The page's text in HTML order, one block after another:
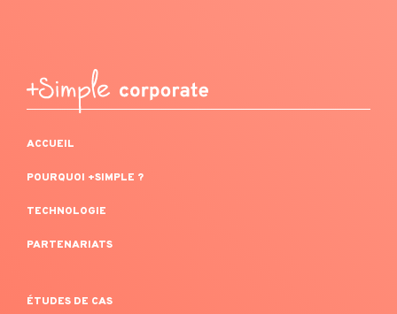
ACCUEIL
POURQUOI +SIMPLE ?
TECHNOLOGIE
PARTENARIATS
ÉTUDES DE CAS